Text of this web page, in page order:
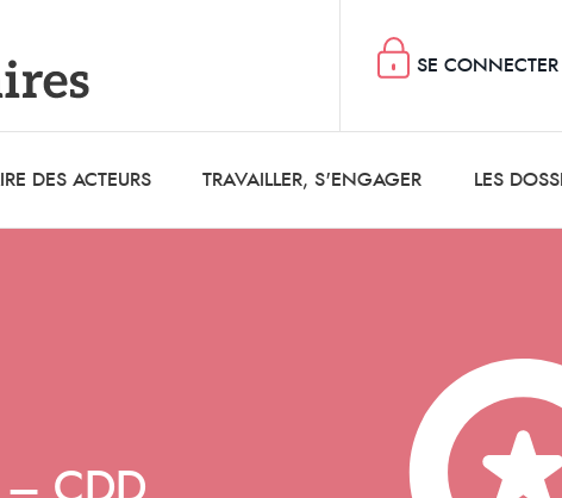
DES ACTEURS TRAVAILLER, S'ENGAGER LES
SE CONNECTER